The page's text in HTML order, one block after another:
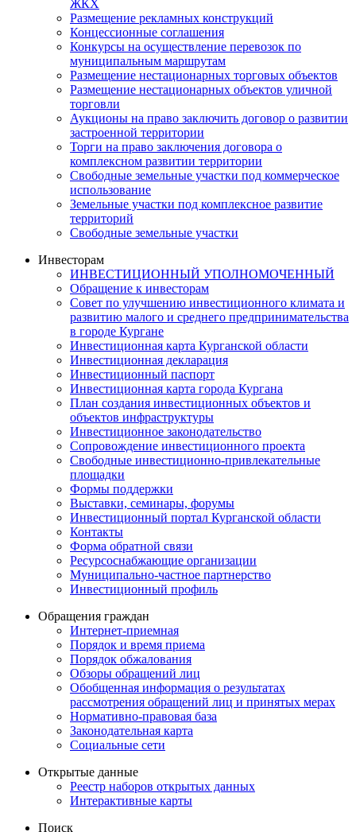
ЖКХ
Размещение рекламных конструкций
Концессионные соглашения
Конкурсы на осуществление перевозок по
муниципальным маршрутам
Размещение нестационарных торговых объектов
Размещение нестационарных объектов уличной
торговли
Аукционы на право заключить договор о развитии
застроенной территории
Торги на право заключения договора о
комплексном развитии территории
Свободные земельные участки под коммерческое
использование
Земельные участки под комплексное развитие
территорий
Свободные земельные участки
Инвесторам
ИНВЕСТИЦИОННЫЙ УПОЛНОМОЧЕННЫЙ
Обращение к инвесторам
Совет по улучшению инвестиционного климата и
развитию малого и среднего предпринимательства
в городе Кургане
Инвестиционная карта Курганской области
Инвестиционная декларация
Инвестиционный паспорт
Инвестиционная карта города Кургана
План создания инвестиционных объектов и
объектов инфраструктуры
Инвестиционное законодательство
Сопровождение инвестиционного проекта
Свободные инвестиционно-привлекательные
площадки
Формы поддержки
Выставки, семинары, форумы
Инвестиционный портал Курганской области
Контакты
Форма обратной связи
Ресурсоснабжающие организации
Муниципально-частное партнерство
Инвестиционный профиль
Обращения граждан
Интернет-приемная
Порядок и время приема
Порядок обжалования
Обзоры обращений лиц
Обобщенная информация о результатах
рассмотрения обращений лиц и принятых мерах
Нормативно-правовая база
Законодательная карта
Социальные сети
Открытые данные
Реестр наборов открытых данных
Интерактивные карты
Поиск